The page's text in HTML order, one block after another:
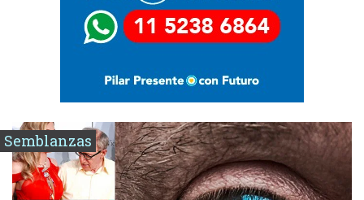
Semblanzas